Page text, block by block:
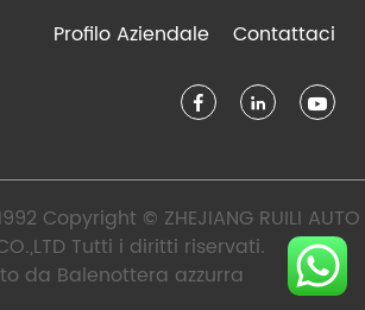
Profilo Aziendale
Contattaci
Copyright © ZHEJIANG RUILI AUTO
Tutti i diritti riservati.
da Balenottera azzurra